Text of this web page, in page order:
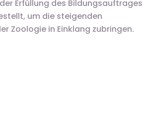
Erfüllung des Bildungsauftrages
um die steigenden
Zoologie in Einklang zubringen.